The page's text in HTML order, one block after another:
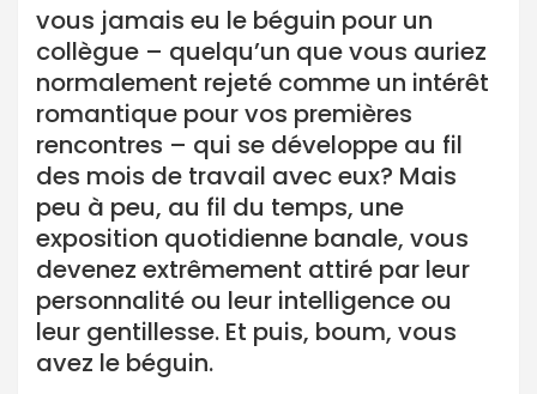
vous jamais eu le béguin pour un
collègue – quelqu’un que vous auriez
normalement rejeté comme un intérêt
romantique pour vos premières
rencontres – qui se développe au fil
des mois de travail avec eux? Mais
peu à peu, au fil du temps, une
exposition quotidienne banale, vous
devenez extrêmement attiré par leur
personnalité ou leur intelligence ou
leur gentillesse. Et puis, boum, vous
avez le béguin.